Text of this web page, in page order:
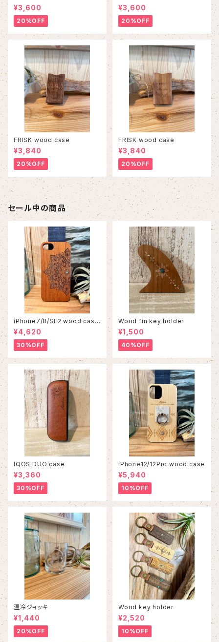
¥3,600
20%OFF
¥3,600
20%OFF
FRISK wood case
¥3,840
20%OFF
FRISK wood case
¥3,840
20%OFF
セール中の商品
iPhone7/8/SE2 wood case
86
¥4,620
30%OFF
Wood fin key holder
¥1,500
40%OFF
IQOS DUO case
¥3,360
30%OFF
iPhone12/12Pro wood case
¥5,940
10%OFF
温冷ジョッキ
¥1,440
20%OFF
Wood key holder
¥2,520
10%OFF